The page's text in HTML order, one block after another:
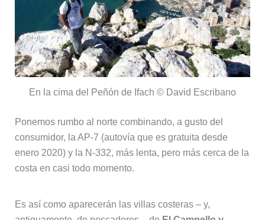
En la cima del Peñón de Ifach © David Escribano
Ponemos rumbo al norte combinando, a gusto del
consumidor, la AP-7 (autovía que es gratuita desde
enero 2020) y la N-332, más lenta, pero más cerca de la
costa en casi todo momento.
Es así como aparecerán las villas costeras – y,